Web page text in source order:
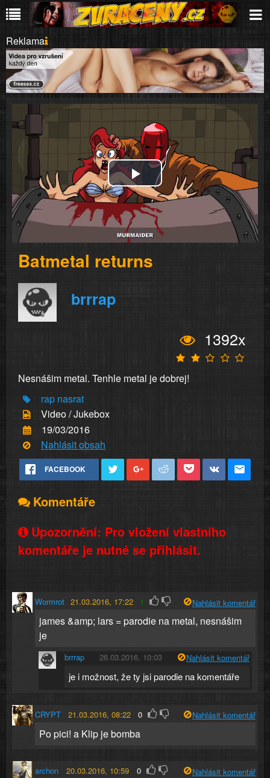
Reklama
Play
Video
Batmetal returns
brrrap
1392x
Nesnášim metal. Tenhle metal je dobrej!
rap nasrat
Video / Jukebox
19/03/2016
Nahlásit obsah
FACEBOOK
Komentáře
Upozornění: Pro vložení vlastního
komentáře je nutné se přihlásit.
Wormrot 21.03.2016, 17:22 1 Nahlásit komentář
james &amp; lars = parodie na metal, nesnášim
je
brrrap 26.03.2016, 10:03 Nahlásit komentář
je i možnost, že ty jsi parodie na komentáře
CRYPT 21.03.2016, 08:22 0 Nahlásit komentář
Po pici! a Klip je bomba
archon 20.03.2016, 10:59 0 Nahlásit komentář